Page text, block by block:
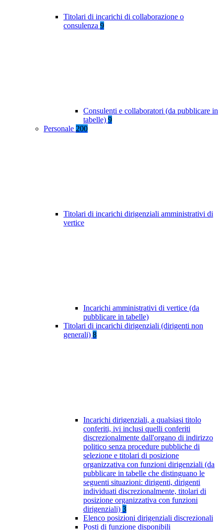
Titolari di incarichi di collaborazione o
consulenza 9
Consulenti e collaboratori (da pubblicare in
tabelle) 9
Personale 200
Titolari di incarichi dirigenziali amministrativi di
vertice
Incarichi amministrativi di vertice (da
pubblicare in tabelle)
Titolari di incarichi dirigenziali (dirigenti non
generali) 8
Incarichi dirigenziali, a qualsiasi titolo
conferiti, ivi inclusi quelli conferiti
discrezionalmente dall'organo di indirizzo
politico senza procedure pubbliche di
selezione e titolari di posizione
organizzativa con funzioni dirigenziali (da
pubblicare in tabelle che distinguano le
seguenti situazioni: dirigenti, dirigenti
individuati discrezionalmente, titolari di
posizione organizzativa con funzioni
dirigenziali) 3
Elenco posizioni dirigenziali discrezionali
Posti di funzione disponibili